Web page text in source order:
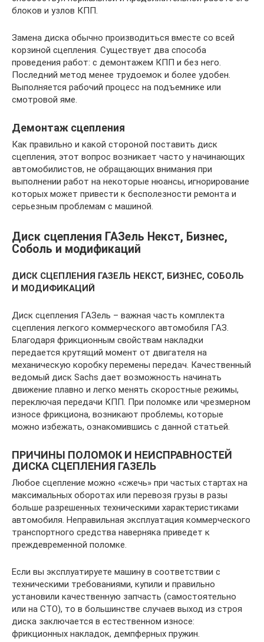
блоков и узлов КПП.
Замена диска обычно производиться вместе со всей
корзиной сцепления. Существует два способа
проведения работ: с демонтажем КПП и без него.
Последний метод менее трудоемок и более удобен.
Выполняется рабочий процесс на подъемнике или
смотровой яме.
Демонтаж сцепления
Как правильно и какой стороной поставить диск
сцепления, этот вопрос возникает часто у начинающих
автомобилистов, не обращающих внимания при
выполнении работ на некоторые нюансы, игнорирование
которых может привести к бесполезности ремонта и
серьезным проблемам с машиной.
Диск сцепления ГАЗель Некст, Бизнес,
Соболь и модификаций
ДИСК СЦЕПЛЕНИЯ ГАЗЕЛЬ НЕКСТ, БИЗНЕС, СОБОЛЬ
И МОДИФИКАЦИЙ
Диск сцепления ГАЗель – важная часть комплекта
сцепления легкого коммерческого автомобиля ГАЗ.
Благодаря фрикционным свойствам накладки
передается крутящий момент от двигателя на
механическую коробку перемены передач. Качественный
ведомый диск Sachs дает возможность начинать
движение плавно и легко менять скоростные режимы,
переключая передачи КПП. При поломке или чрезмерном
износе фрикциона, возникают проблемы, которые
можно избежать, ознакомившись с данной статьей.
ПРИЧИНЫ ПОЛОМОК И НЕИСПРАВНОСТЕЙ
ДИСКА СЦЕПЛЕНИЯ ГАЗЕЛЬ
Любое сцепление можно «сжечь» при частых стартах на
максимальных оборотах или перевозя грузы в разы
больше разрешенных техническими характеристиками
автомобиля. Неправильная эксплуатация коммерческого
транспортного средства наверняка приведет к
преждевременной поломке.
Если вы эксплуатируете машину в соответствии с
техническими требованиями, купили и правильно
установили качественную запчасть (самостоятельно
или на СТО), то в большинстве случаев выход из строя
диска заключается в естественном износе:
фрикционных накладок, демпферных пружин.